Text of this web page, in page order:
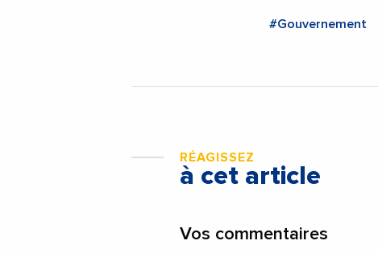
#Gouvernement
RÉAGISSEZ
à cet article
Vos commentaires